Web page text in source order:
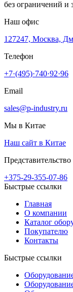
без ограничений и
Наш офис
127247, Москва,
Телефон
+7·(495)·740·92·96
Email
sales@p-industry.ru
Мы в Китае
Наш сайт в Китае
+375-29-355-07-86
Быстрые ссылки
Главная
О компании
Каталог
Покупателю
Контакты
Быстрые ссылки